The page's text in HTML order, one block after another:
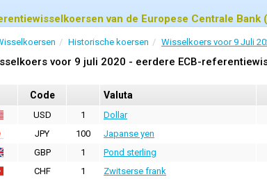
van de Europese Centrale Bank
Historische koersen Wisselkoers voor 9 Juli
voor 9 juli 2020 - eerdere ECB-
Code Valuta
USD 1 Dollar
JPY
100 Japanse yen
GBP
1 Pond sterling
CHF
1 Zwitserse frank